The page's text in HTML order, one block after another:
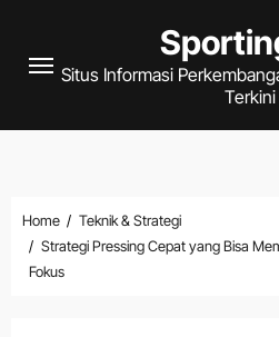
content Situs Informasi
Terkini
Home
Teknik & Strategi
Strategi Pressing Cepat yang Bisa
Fokus